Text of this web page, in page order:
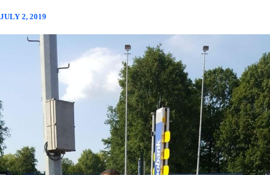
JULY 2, 2019